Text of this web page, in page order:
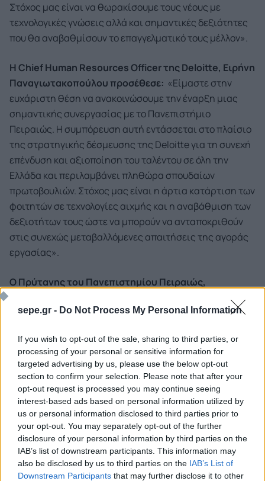
sepe.gr - Do Not Process My Personal Information
If you wish to opt-out of the sale, sharing to third parties, or
processing of your personal or sensitive information for
targeted advertising by us, please use the below opt-out
section to confirm your selection. Please note that after your
opt-out request is processed you may continue seeing
interest-based ads based on personal information utilized by
us or personal information disclosed to third parties prior to
your opt-out. You may separately opt-out of the further
disclosure of your personal information by third parties on the
IAB’s list of downstream participants. This information may
also be disclosed by us to third parties on the IAB’s List of
Downstream Participants that may further disclose it to other
Στόχος μας είναι να θωρακίσουμε τους νέους με
τεχνολογικές γνώσεις αλλά και σημαντικές δεξιότητες
που θα αναβαθμίσουν το επαγγελματικό τους μέλλον».
ΗChiefHuman ResourcesOfficerτηςDeloitte, Ειρήνη
Παναγιωτακοπούλου προσέθεσε: «Είμαστε στην
ευχάριστη θέση να ανακοινώσουμε την έναρξη μιας
σημαντικής συνεργασίας με το Πανεπιστήμιο
Πειραιώς. Η συμπόρευση αυτή εντάσσεται στο πλαίσιο
της στρατηγικής δέσμευσης της Deloitte για τη συνεχή
επένδυση και αξιοποίηση του ταλέντου σε όλη την
Ελλάδα και περιλαμβάνει πληθώρα σπουδαίων
πρωτοβουλιών. Στόχος μας είναι η άρτια κατάρτιση των
φοιτητών σε τεχνολογίες αιχμής και η αναβάθμιση των
δεξιοτήτων τους ώστε να μπορούν να ανταποκριθούν
στις συνεχώς μεταβαλλόμενες απαιτήσεις της αγοράς
εργασίας».
Ο Πρύτανης του Πανεπιστημίου Πειραιώς,
Πανεπιστήμιο Πειραιώς ακολουθεί στοχευμένες
επιχειρήσεις, ηγέτες στο χώρο τους, ώστε να
εδραιώσουμε ισχυρές προοπτικές απορρόφησης των
φοιτητών και αποφοίτων μας στην αγορά εργασίας. Η
συνεργασία αυτή διευκολύνει τη δημιουργία διαύλων
διασύνδεσης των φορέων που παράγουν γνώση με
εκείνους που δημιουργούν θέσεις εργασίας, προωθεί
προγράμματα εκπαίδευσης που συμβάλλουν στην
αναβάθμιση των δεξιοτήτων των φοιτητών μας και
δημιουργεί ασφαλείς και ευνοϊκές επαγγελματικές